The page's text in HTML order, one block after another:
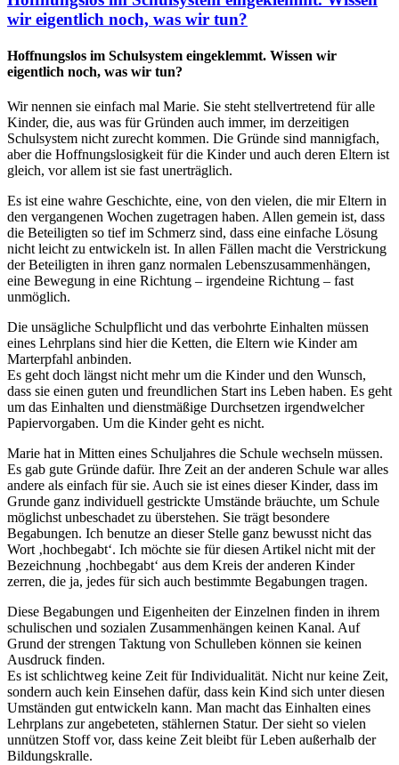
wir eigentlich noch, was wir tun?
Hoffnungslos im Schulsystem eingeklemmt. Wissen wir
eigentlich noch, was wir tun?
Wir nennen sie einfach mal Marie. Sie steht stellvertretend für alle
Kinder, die, aus was für Gründen auch immer, im derzeitigen
Schulsystem nicht zurecht kommen. Die Gründe sind mannigfach,
aber die Hoffnungslosigkeit für die Kinder und auch deren Eltern ist
gleich, vor allem ist sie fast unerträglich.
Es ist eine wahre Geschichte, eine, von den vielen, die mir Eltern in
den vergangenen Wochen zugetragen haben. Allen gemein ist, dass
die Beteiligten so tief im Schmerz sind, dass eine einfache Lösung
nicht leicht zu entwickeln ist. In allen Fällen macht die Verstrickung
der Beteiligten in ihren ganz normalen Lebenszusammenhängen,
eine Bewegung in eine Richtung – irgendeine Richtung – fast
unmöglich.
Die unsägliche Schulpflicht und das verbohrte Einhalten müssen
eines Lehrplans sind hier die Ketten, die Eltern wie Kinder am
Marterpfahl anbinden.
Es geht doch längst nicht mehr um die Kinder und den Wunsch,
dass sie einen guten und freundlichen Start ins Leben haben. Es geht
um das Einhalten und dienstmäßige Durchsetzen irgendwelcher
Papiervorgaben. Um die Kinder geht es nicht.
Marie hat in Mitten eines Schuljahres die Schule wechseln müssen.
Es gab gute Gründe dafür. Ihre Zeit an der anderen Schule war alles
andere als einfach für sie. Auch sie ist eines dieser Kinder, dass im
Grunde ganz individuell gestrickte Umstände bräuchte, um Schule
möglichst unbeschadet zu überstehen. Sie trägt besondere
Begabungen. Ich benutze an dieser Stelle ganz bewusst nicht das
Wort ‚hochbegabt‘. Ich möchte sie für diesen Artikel nicht mit der
Bezeichnung ‚hochbegabt‘ aus dem Kreis der anderen Kinder
zerren, die ja, jedes für sich auch bestimmte Begabungen tragen.
Diese Begabungen und Eigenheiten der Einzelnen finden in ihrem
schulischen und sozialen Zusammenhängen keinen Kanal. Auf
Grund der strengen Taktung von Schulleben können sie keinen
Ausdruck finden.
Es ist schlichtweg keine Zeit für Individualität. Nicht nur keine Zeit,
sondern auch kein Einsehen dafür, dass kein Kind sich unter diesen
Umständen gut entwickeln kann. Man macht das Einhalten eines
Lehrplans zur angebeteten, stählernen Statur. Der sieht so vielen
unnützen Stoff vor, dass keine Zeit bleibt für Leben außerhalb der
Bildungskralle.